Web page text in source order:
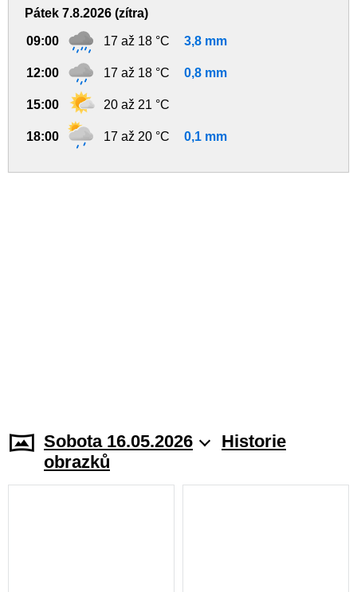
Pátek 7.8.2026 (zítra)
09:00 17 až 18 °C 3,8 mm
12:00 17 až 18 °C 0,8 mm
15:00 20 až 21 °C
18:00 17 až 20 °C 0,1 mm
Sobota 16.05.2026
Historie
obrazků